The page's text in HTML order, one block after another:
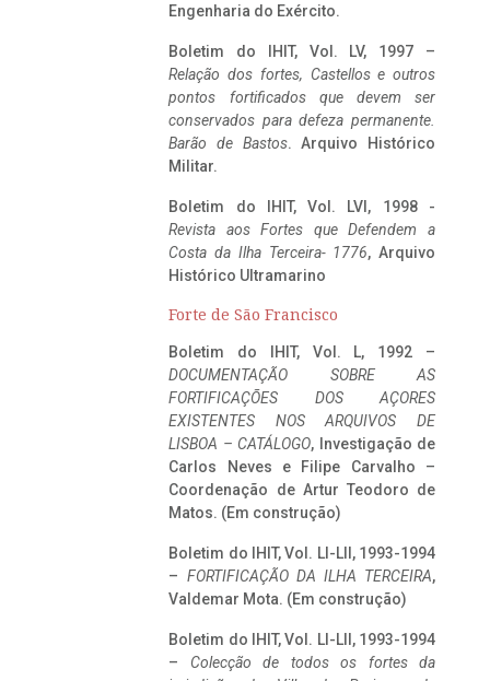
Engenharia do Exército.
Boletim do IHIT, Vol. LV, 1997 –
Relação dos fortes, Castellos e outros
pontos fortificados que devem ser
conservados para defeza permanente.
Barão de Bastos. Arquivo Histórico
Militar.
Boletim do IHIT, Vol. LVI, 1998 -
Revista aos Fortes que Defendem a
Costa da Ilha Terceira- 1776, Arquivo
Histórico Ultramarino
Forte de São Francisco
Boletim do IHIT, Vol. L, 1992 –
DOCUMENTAÇÃO SOBRE AS
FORTIFICAÇÕES DOS AÇORES
EXISTENTES NOS ARQUIVOS DE
LISBOA – CATÁLOGO, Investigação de
Carlos Neves e Filipe Carvalho –
Coordenação de Artur Teodoro de
Matos. (Em construção)
Boletim do IHIT, Vol. LI-LII, 1993-1994
– FORTIFICAÇÃO DA ILHA TERCEIRA,
Valdemar Mota. (Em construção)
Boletim do IHIT, Vol. LI-LII, 1993-1994
– Colecção de todos os fortes da